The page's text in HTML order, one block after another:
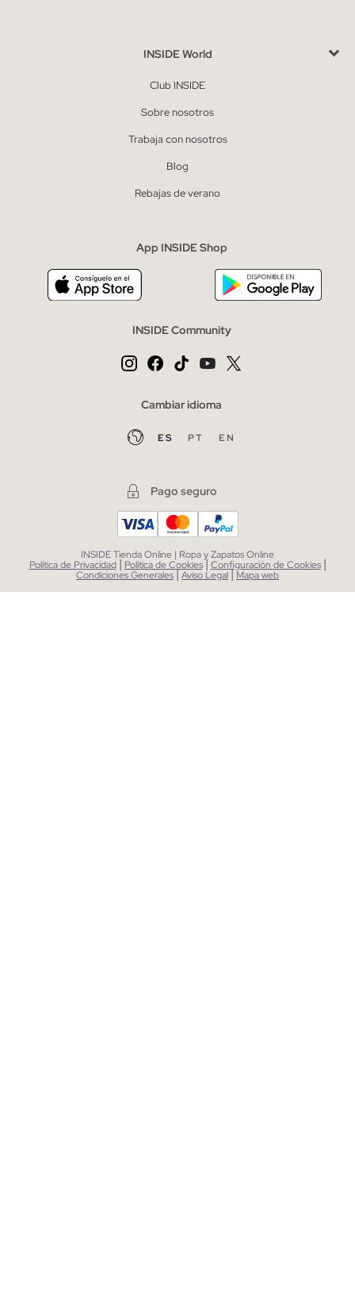
INSIDE World
Club INSIDE
Sobre nosotros
Trabaja con nosotros
Blog
Rebajas de verano
App INSIDE Shop
INSIDE Community
Cambiar idioma
ES PT EN
Pago seguro
INSIDE Tienda Online | Ropa y Zapatos Online
Política de Privacidad | Política de Cookies| Configuración de Cookies |
Condiciones Generales|Aviso Legal| Mapa web